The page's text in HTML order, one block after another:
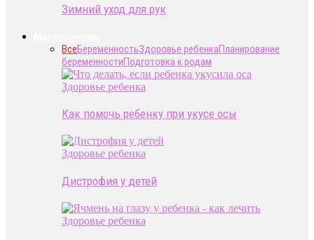
Зимний уход для рук
ВсеБеременностьЗдоровье ребенкаПланирование
беременностиПодготовка к родам
Здоровье ребенка
Как помочь ребенку при укусе осы
Здоровье ребенка
Дистрофия у детей
Здоровье ребенка